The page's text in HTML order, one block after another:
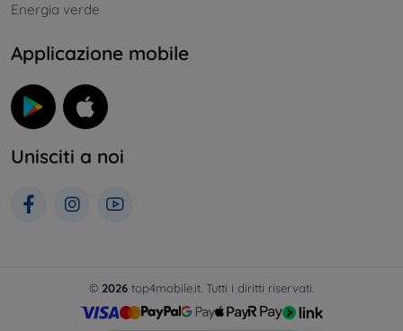
Energia verde
Applicazione mobile
Unisciti a noi
© 2026 top4mobile.it. Tutti i diritti riservati.